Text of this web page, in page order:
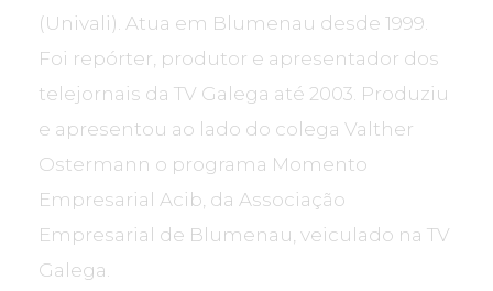
(Univali). Atua em Blumenau desde 1999.
Foi repórter, produtor e apresentador dos
telejornais da TV Galega até 2003. Produziu
e apresentou ao lado do colega Valther
Ostermann o programa Momento
Empresarial Acib, da Associação
Empresarial de Blumenau, veiculado na TV
Galega.